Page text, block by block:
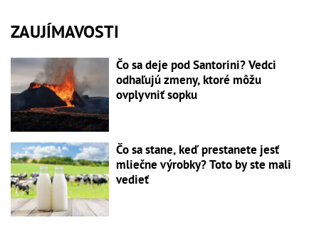
ZAUJÍMAVOSTI
Čo sa deje pod Santorini? Vedci
odhaľujú zmeny, ktoré môžu
ovplyvniť sopku
Čo sa stane, keď prestanete jesť
mliečne výrobky? Toto by ste mali
vedieť